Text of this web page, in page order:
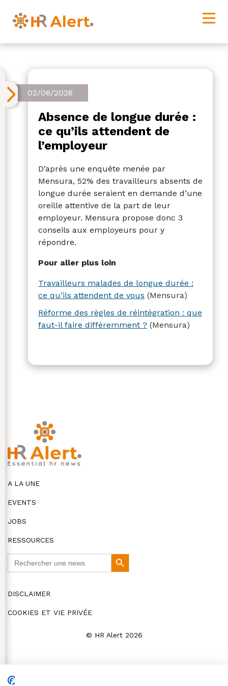
02/06/2026
Absence de longue durée :
ce qu’ils attendent de
l’employeur
D’après une enquête menée par
Mensura, 52% des travailleurs absents de
longue durée seraient en demande d’une
oreille attentive de la part de leur
employeur. Mensura propose donc 3
conseils aux employeurs pour y
répondre.
Pour aller plus loin
Travailleurs malades de longue durée :
ce qu’ils attendent de vous (Mensura)
Réforme des règles de réintégration : que
faut-il faire différemment ? (Mensura)
A LA UNE
EVENTS
JOBS
RESSOURCES
Search
Button
DISCLAIMER
COOKIES ET VIE PRIVÉE
© HR Alert 2026